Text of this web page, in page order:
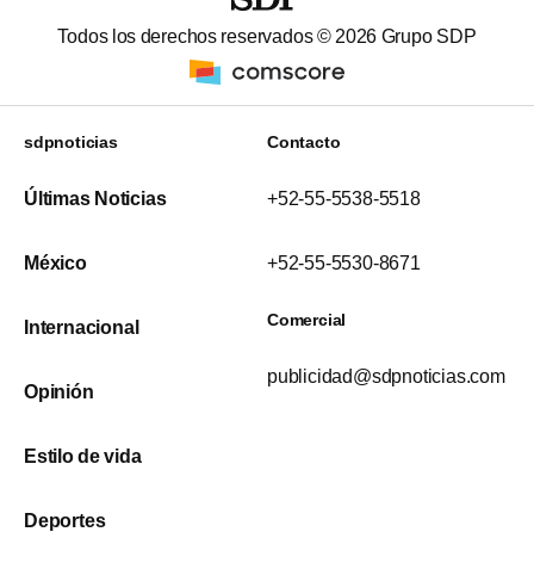
Todos los derechos reservados © 2026 Grupo SDP
sdpnoticias
Últimas Noticias
México
Internacional
Opinión
Estilo de vida
Deportes
Contacto
+52-55-5538-5518
+52-55-5530-8671
Comercial
publicidad@sdpnoticias.com